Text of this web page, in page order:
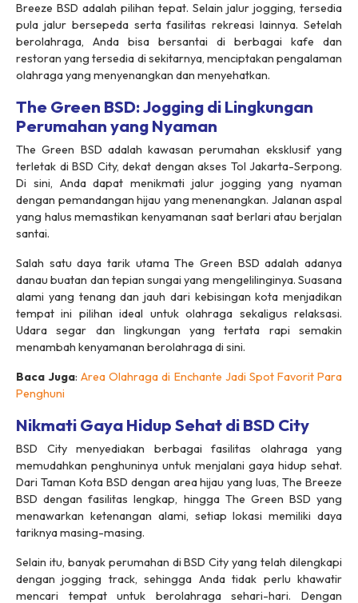
Breeze BSD adalah pilihan tepat. Selain jalur jogging, tersedia
pula jalur bersepeda serta fasilitas rekreasi lainnya. Setelah
berolahraga, Anda bisa bersantai di berbagai kafe dan
restoran yang tersedia di sekitarnya, menciptakan pengalaman
olahraga yang menyenangkan dan menyehatkan.
The Green BSD: Jogging di Lingkungan
Perumahan yang Nyaman
The Green BSD adalah kawasan perumahan eksklusif yang
terletak di BSD City, dekat dengan akses Tol Jakarta-Serpong.
Di sini, Anda dapat menikmati jalur jogging yang nyaman
dengan pemandangan hijau yang menenangkan. Jalanan aspal
yang halus memastikan kenyamanan saat berlari atau berjalan
santai.
Salah satu daya tarik utama The Green BSD adalah adanya
danau buatan dan tepian sungai yang mengelilinginya. Suasana
alami yang tenang dan jauh dari kebisingan kota menjadikan
tempat ini pilihan ideal untuk olahraga sekaligus relaksasi.
Udara segar dan lingkungan yang tertata rapi semakin
menambah kenyamanan berolahraga di sini.
Baca Juga:Area Olahraga di Enchante Jadi Spot Favorit Para
Penghuni
Nikmati Gaya Hidup Sehat di BSD City
BSD City menyediakan berbagai fasilitas olahraga yang
memudahkan penghuninya untuk menjalani gaya hidup sehat.
Dari Taman Kota BSD dengan area hijau yang luas, The Breeze
BSD dengan fasilitas lengkap, hingga The Green BSD yang
menawarkan ketenangan alami, setiap lokasi memiliki daya
tariknya masing-masing.
Selain itu, banyak perumahan di BSD City yang telah dilengkapi
dengan jogging track, sehingga Anda tidak perlu khawatir
mencari tempat untuk berolahraga sehari-hari. Dengan